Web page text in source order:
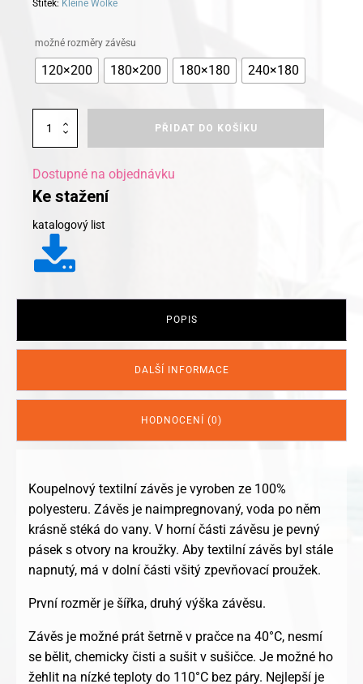
Štítek: Kleine Wolke
možné rozměry závěsu
120×200 180×200 180×180 240×180
Kleine
koupelnový
Floresta
zelená
PŘIDAT DO KOŠÍKU
Dostupné na objednávku
Ke stažení
katalogový list
POPIS
DALŠÍ INFORMACE
HODNOCENÍ (0)
Koupelnový textilní závěs je vyroben ze 100%
polyesteru. Závěs je naimpregnovaný, voda po něm
krásně stéká do vany. V horní části závěsu je pevný
pásek s otvory na kroužky. Aby textilní závěs byl stále
napnutý, má v dolní části všitý zpevňovací proužek.
První rozměr je šířka, druhý výška závěsu.
Závěs je možné prát šetrně v pračce na 40°C, nesmí
se bělit, chemicky čisti a sušit v sušičce. Je možné ho
žehlit na nízké teploty do 110°C bez páry. Nejlepší je